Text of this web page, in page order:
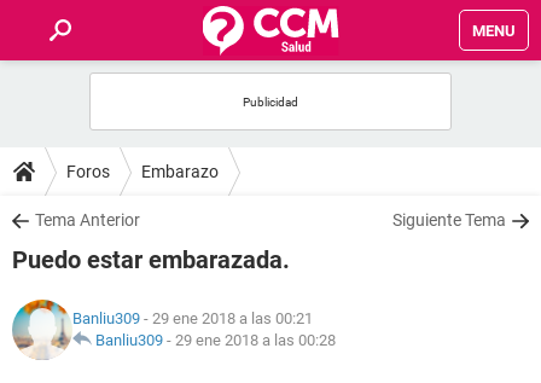
MENU
FOROS
SALUD
NUTRICIÓN
Foros Embarazo
Tema Anterior Siguiente Tema
Puedo estar embarazada.
Banliu309 - 29 ene 2018 a las 00:21
Banliu309 - 29 ene 2018 a las 00:28